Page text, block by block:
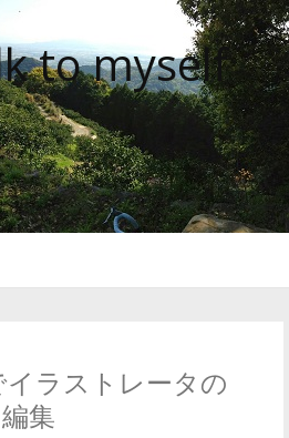
to myself
ラストレータの
集